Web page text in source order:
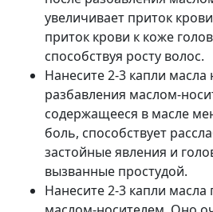
увеличивает приток
приток крови к коже
способствуя росту волос.
Нанесите 2-3 капли масла
разбавления маслом-
содержащееся в масле
боль, способствует
застойные явления и
вызванные простудой.
Нанесите 2-3 капли масла